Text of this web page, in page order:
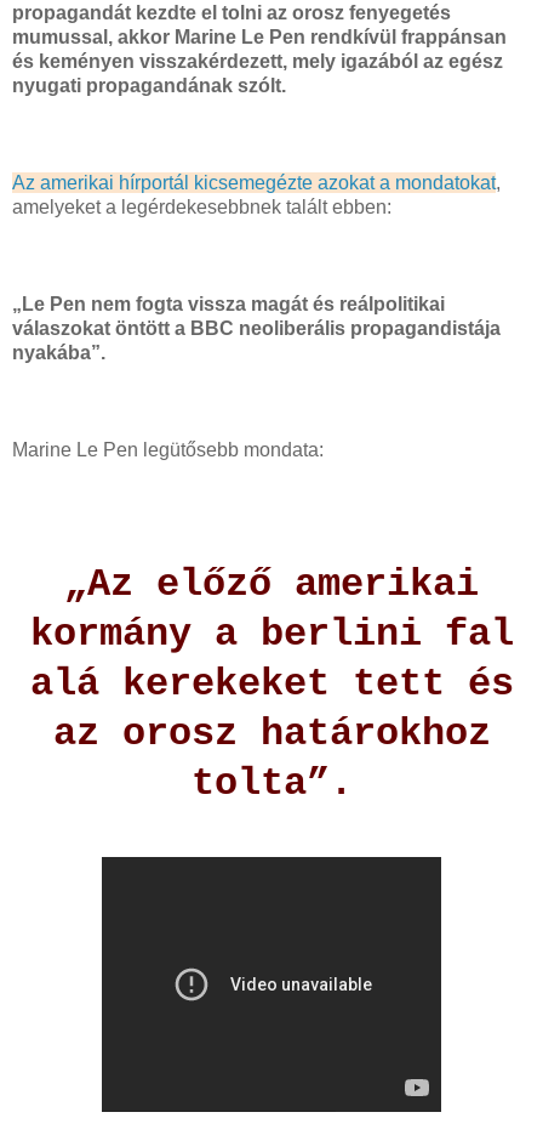
propagandát kezdte el tolni az orosz fenyegetés
mumussal, akkor Marine Le Pen rendkívül frappánsan
és keményen visszakérdezett, mely igazából az egész
nyugati propagandának szólt.
Az amerikai hírportál kicsemegézte azokat a mondatokat,
amelyeket a legérdekesebbnek talált ebben:
„Le Pen nem fogta vissza magát és reálpolitikai
válaszokat öntött a BBC neoliberális propagandistája
nyakába”.
Marine Le Pen legütősebb mondata:
„Az előző amerikai
kormány a berlini fal
alá kerekeket tett és
az orosz határokhoz
tolta”.